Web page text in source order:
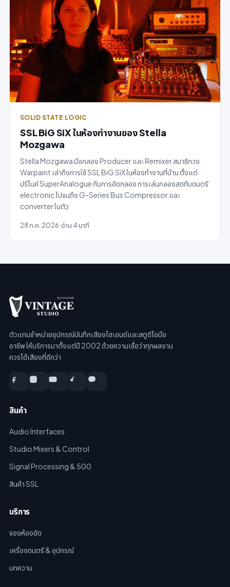
SOLID STATE LOGIC
SSL BiG SiX ในห้องทำงานของ Stella
Mozgawa
Stella Mozgawa มือกลอง Producer และ Remixer สมาชิกวง
Warpaint เล่าถึงการใช้ SSL BiG SiX ในห้องทำงานที่บ้าน ตั้งแต่
ปรีไมค์ SuperAnalogue กับการอัดกลอง การเล่นกลองสดทับดนตรี
electronic ไปจนถึง G-Series Bus Compressor และ
converter ในตัว
28 ก.ค. 2026 อ่าน 4 นาที
ตัวแทนจำหน่ายอุปกรณ์บันทึกเสียงไฮเอนด์และสตูดิโอมือ
อาชีพ ให้บริการมาตั้งแต่ปี 2002 ด้วยความเชื่อว่าทุกผลงาน
ควรได้เสียงที่ดีกว่า
สินค้า
Audio Interfaces
Studio Mixers & Control
Signal Processing & 500
สินค้า SSL
บริการ
จองห้องอัด
เครื่องดนตรี & อุปกรณ์
บทความ